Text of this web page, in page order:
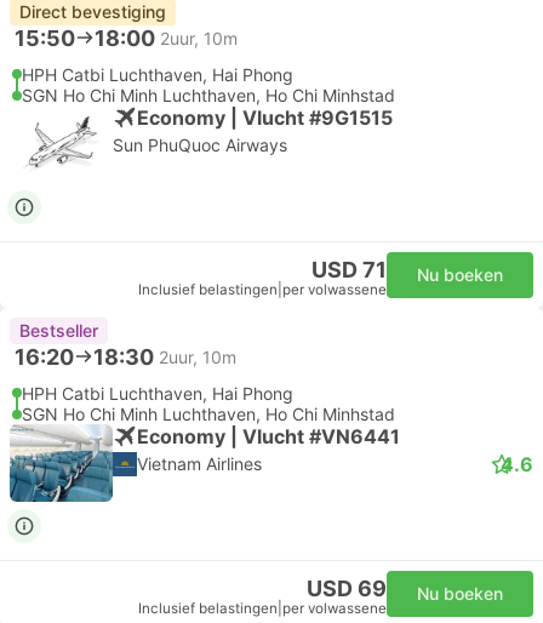
Direct bevestiging
15:50 18:00 2uur, 10m
HPH Catbi Luchthaven, Hai Phong
SGN Ho Chi Minh Luchthaven, Ho Chi Minhstad
Economy | Vlucht #9G1515
Sun PhuQuoc Airways
USD 71
Inclusief belastingen per volwassene
Nu boeken
Bestseller
16:20 18:30 2uur, 10m
HPH Catbi Luchthaven, Hai Phong
SGN Ho Chi Minh Luchthaven, Ho Chi Minhstad
Economy | Vlucht #VN6441
Vietnam Airlines 4.6
USD 69
Inclusief belastingen per volwassene
Nu boeken